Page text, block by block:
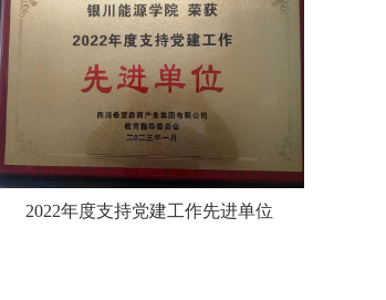
2022年度支持党建工作先进单位